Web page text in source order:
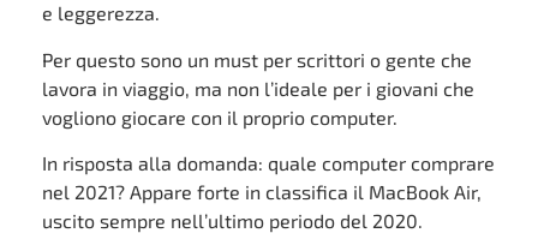
e leggerezza.
Per questo sono un must per scrittori o gente che
lavora in viaggio, ma non l’ideale per i giovani che
vogliono giocare con il proprio computer.
In risposta alla domanda: quale computer comprare
nel 2021? Appare forte in classifica il MacBook Air,
uscito sempre nell’ultimo periodo del 2020.